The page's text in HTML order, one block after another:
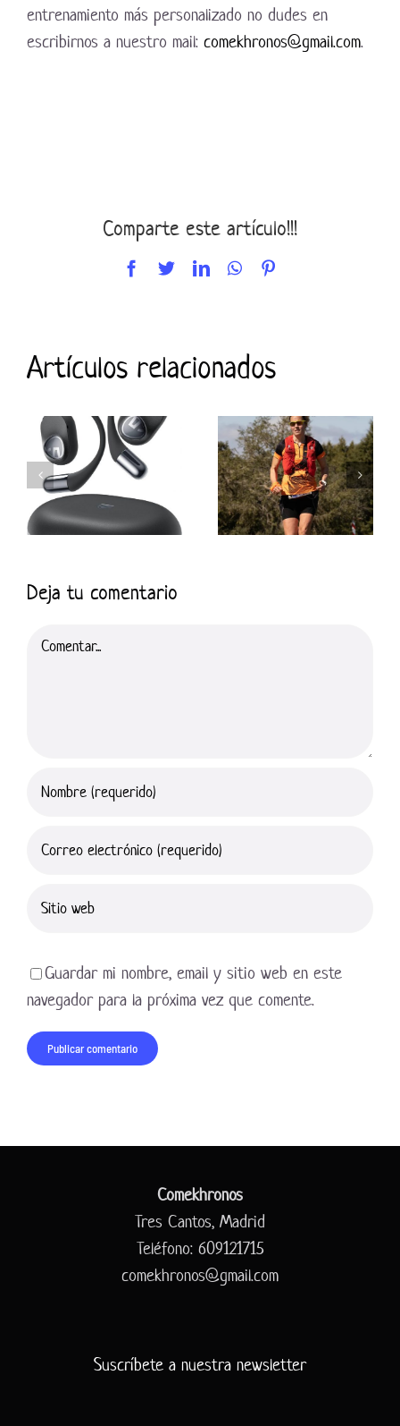
entrenamiento más personalizado no dudes en
escribirnos a nuestro mail: comekhronos@gmail.com.
Comparte este artículo!!!
Facebook
TwitterLinkedInWhatsApp
Artículos relacionados
Deja tu comentario
Comentar
Guardar mi nombre, email y sitio web en este
navegador para la próxima vez que comente.
Comekhronos
Tres Cantos, Madrid
Teléfono: 609121715
comekhronos@gmail.com
Suscríbete a nuestra newsletter